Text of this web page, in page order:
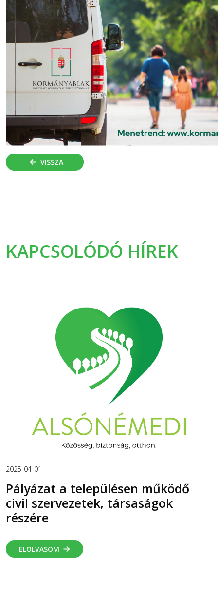
VISSZA
KAPCSOLÓDÓ HÍREK
2025-04-01
Pályázat a településen működő
civil szervezetek, társaságok
részére
ELOLVASOM